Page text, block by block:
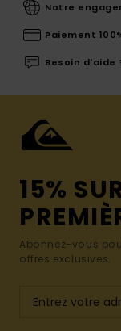
Notre
Paiement
Besoin d'aide
15%
Abonnez-vous
offres exclusives.